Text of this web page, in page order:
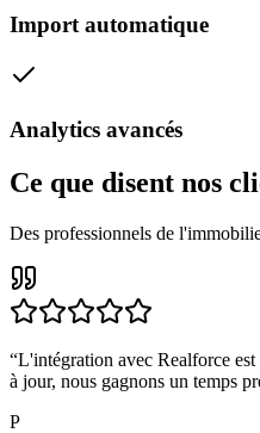
Import automatique
Analytics avancés
Ce que disent nos
Des professionnels de
“L'intégration avec Realforce
à jour, nous gagnons un temps
P